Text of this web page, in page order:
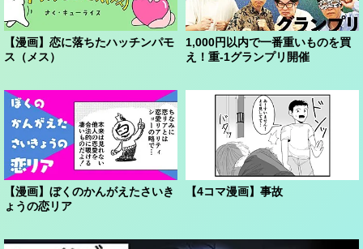
【漫画】恋に落ちたハッチンパモ
ス（メス）
1,000円以内で一番重いものを買
え！重-1グランプリ開催
【漫画】ぼくのかんがえたさいき
ょうの恋リア
【4コマ漫画】事故